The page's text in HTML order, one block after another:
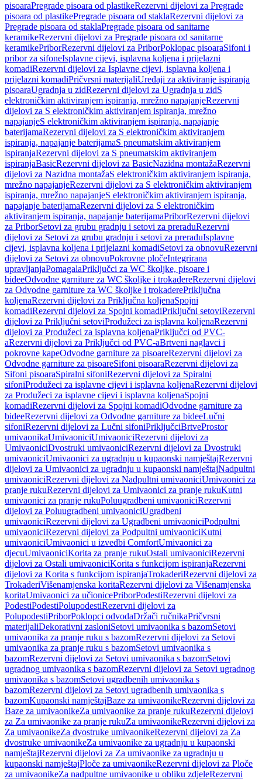
pisoaraPregrade pisoara od plastikeRezervni dijelovi za Pregrade
pisoara od plastikePregrade pisoara od staklaRezervni dijelovi za
Pregrade pisoara od staklaPregrade pisoara od sanitarne
keramikeRezervni dijelovi za Pregrade pisoara od sanitarne
keramikePriborRezervni dijelovi za PriborPoklopac pisoaraSifoni i
pribor za sifoneIsplavne cijevi, isplavna koljena i prijelazni
komadiRezervni dijelovi za Isplavne cijevi, isplavna koljena i
prijelazni komadiPričvrsni materijaliUređaji za aktiviranje ispiranja
pisoaraUgradnja u zidRezervni dijelovi za Ugradnja u zidS
elektroničkim aktiviranjem ispiranja, mrežno napajanjeRezervni
dijelovi za S elektroničkim aktiviranjem ispiranja, mrežno
napajanjeS elektroničkim aktiviranjem ispiranja, napajanje
baterijamaRezervni dijelovi za S elektroničkim aktiviranjem
ispiranja, napajanje baterijamaS pneumatskim aktiviranjem
ispiranjaRezervni dijelovi za S pneumatskim aktiviranjem
ispiranjaBasicRezervni dijelovi za BasicNazidna montažaRezervni
dijelovi za Nazidna montažaS elektroničkim aktiviranjem ispiranja,
mrežno napajanjeRezervni dijelovi za S elektroničkim aktiviranjem
ispiranja, mrežno napajanjeS elektroničkim aktiviranjem ispiranja,
napajanje baterijamaRezervni dijelovi za S elektroničkim
aktiviranjem ispiranja, napajanje baterijamaPriborRezervni dijelovi
za PriborSetovi za grubu gradnju i setovi za preraduRezervni
dijelovi za Setovi za grubu gradnju i setovi za preraduIsplavne
cijevi, isplavna koljena i prijelazni komadiSetovi za obnovuRezervni
dijelovi za Setovi za obnovuPokrovne pločeIntegrirana
upravljanjaPomagalaPriključci za WC školjke, pisoare i
bideeOdvodne garniture za WC školjke i trokadereRezervni dijelovi
za Odvodne garniture za WC školjke i trokaderePriključna
koljenaRezervni dijelovi za Priključna koljenaSpojni
komadiRezervni dijelovi za Spojni komadiPriključni setoviRezervni
dijelovi za Priključni setoviProdužeci za isplavna koljenaRezervni
dijelovi za Produžeci za isplavna koljenaPriključci od PVC-
aRezervni dijelovi za Priključci od PVC-aBrtveni naglavci i
pokrovne kapeOdvodne garniture za pisoareRezervni dijelovi za
Odvodne garniture za pisoareSifoni pisoaraRezervni dijelovi za
Sifoni pisoaraSpiralni sifoniRezervni dijelovi za Spiralni
sifoniProdužeci za isplavne cijevi i isplavna koljenaRezervni dijelovi
za Produžeci za isplavne cijevi i isplavna koljenaSpojni
komadiRezervni dijelovi za Spojni komadiOdvodne garniture za
bideeRezervni dijelovi za Odvodne garniture za bideeLučni
sifoniRezervni dijelovi za Lučni sifoniPriključciBrtveProstor
umivaonikaUmivaoniciUmivaoniciRezervni dijelovi za
UmivaoniciDvostruki umivaoniciRezervni dijelovi za Dvostruki
umivaoniciUmivaonici za ugradnju u kupaonski namještajRezervni
dijelovi za Umivaonici za ugradnju u kupaonski namještajNadpultni
umivaoniciRezervni dijelovi za Nadpultni umivaoniciUmivaonici za
pranje rukuRezervni dijelovi za Umivaonici za pranje rukuKutni
umivaonici za pranje rukuPoluugradbeni umivaoniciRezervni
dijelovi za Poluugradbeni umivaoniciUgradbeni
umivaoniciRezervni dijelovi za Ugradbeni umivaoniciPodpultni
umivaoniciRezervni dijelovi za Podpultni umivaoniciKutni
umivaoniciUmivaonici u izvedbi ComfortUmivaonici za
djecuUmivaoniciKorita za pranje rukuOstali umivaoniciRezervni
dijelovi za Ostali umivaoniciKorita s funkcijom ispiranjaRezervni
dijelovi za Korita s funkcijom ispiranjaTrokaderiRezervni dijelovi za
TrokaderiVišenamjenska koritaRezervni dijelovi za Višenamjenska
koritaUmivaonici za učionicePriborPodestiRezervni dijelovi za
PodestiPodestiPolupodestiRezervni dijelovi za
PolupodestiPriborPoklopci odvodaDržači ručnikaPričvrsni
materijaliDekorativni zasloniSetovi umivaonika s bazomSetovi
umivaonika za pranje ruku s bazomRezervni dijelovi za Setovi
umivaonika za pranje ruku s bazomSetovi umivaonika s
bazomRezervni dijelovi za Setovi umivaonika s bazomSetovi
ugradnog umivaonika s bazomRezervni dijelovi za Setovi ugradnog
umivaonika s bazomSetovi ugradbenih umivaonika s
bazomRezervni dijelovi za Setovi ugradbenih umivaonika s
bazomKupaonski namještajBaze za umivaonikeRezervni dijelovi za
Baze za umivaonikeZa umivaonike za pranje rukuRezervni dijelovi
za Za umivaonike za pranje rukuZa umivaonikeRezervni dijelovi za
Za umivaonikeZa dvostruke umivaonikeRezervni dijelovi za Za
dvostruke umivaonikeZa umivaonike za ugradnju u kupaonski
namještajRezervni dijelovi za Za umivaonike za ugradnju u
kupaonski namještajPloče za umivaonikeRezervni dijelovi za Ploče
za umivaonikeZa nadpultne umivaonike u obliku zdjeleRezervni